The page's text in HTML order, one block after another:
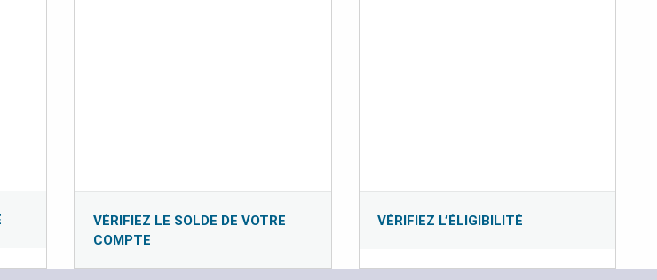
VÉRIFIEZ LE SOLDE DE VOTRE
COMPTE
VÉRIFIEZ L’ÉLIGIBILITÉ